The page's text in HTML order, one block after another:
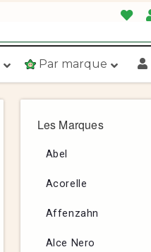
Par marque
Les Marques
Abel
Acorelle
Affenzahn
Alce Nero